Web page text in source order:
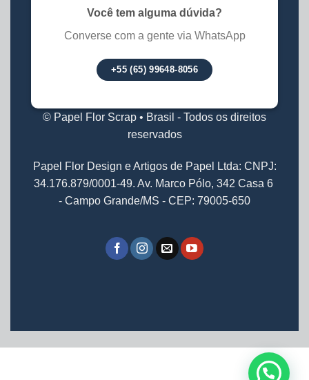
Você tem alguma dúvida?
Converse com a gente via WhatsApp
+55 (65) 99648-8056
© Papel Flor Scrap • Brasil - Todos os direitos
reservados
Papel Flor Design e Artigos de Papel Ltda: CNPJ:
34.176.879/0001-49. Av. Marco Pólo, 342 Casa 6
- Campo Grande/MS - CEP: 79005-650